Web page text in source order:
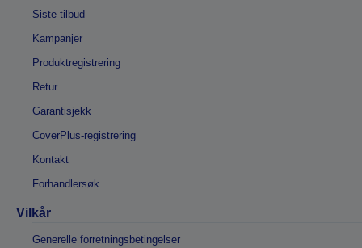
Siste tilbud
Kampanjer
Produktregistrering
Retur
Garantisjekk
CoverPlus-registrering
Kontakt
Forhandlersøk
Vilkår
Generelle forretningsbetingelser